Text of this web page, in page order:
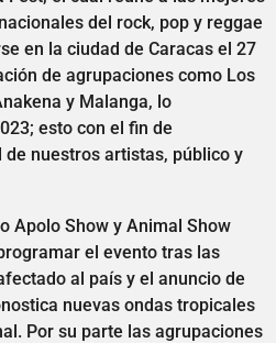
del rock, pop y reggae
en la ciudad de Caracas el 27
de agrupaciones como Los
y Malanga, lo
esto con el fin de
nuestros artistas, público y
Apolo Show y Animal Show
el evento tras las
al país y el anuncio de
nuevas ondas tropicales
Por su parte las agrupaciones